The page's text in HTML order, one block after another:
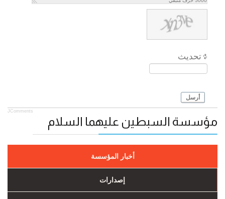
تحديث
أرسل
JComments
مؤسسة السبطين عليهما السلام
أخبار المؤسسة
إصدارات